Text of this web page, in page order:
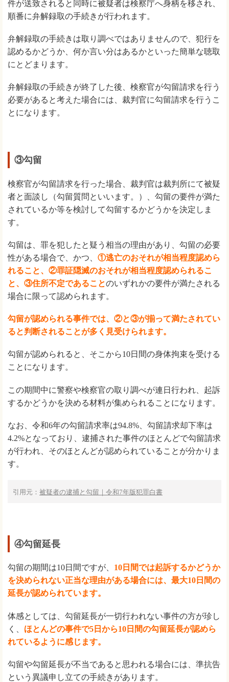
件が送致されると同時に被疑者は検察庁へ身柄を移され、
順番に弁解録取の手続きが行われます。
弁解録取の手続きは取り調べではありませんので、犯行を
認めるかどうか、何か言い分はあるかといった簡単な聴取
にとどまります。
弁解録取の手続きが終了した後、検察官が勾留請求を行う
必要があると考えた場合には、裁判官に勾留請求を行うこ
とになります。
③勾留
検察官が勾留請求を行った場合、裁判官は裁判所にて被疑
者と面談し（勾留質問といいます。）、勾留の要件が満た
されているか等を検討して勾留するかどうかを決定しま
す。
勾留は、罪を犯したと疑う相当の理由があり、勾留の必要
性がある場合で、かつ、 ①逃亡のおそれが相当程度認めら
れること、②罪証隠滅のおそれが相当程度認められるこ
と、③住所不定であることのいずれかの要件が満たされる
場合に限って認められます。
勾留が認められる事件では、②と③が揃って満たされてい
ると判断されることが多く見受けられます。
勾留が認められると、そこから10日間の身体拘束を受ける
ことになります。
この期間中に警察や検察官の取り調べが連日行われ、起訴
するかどうかを決める材料が集められることになります。
なお、令和6年の勾留請求率は94.8%、勾留請求却下率は
4.2%となっており、逮捕された事件のほとんどで勾留請求
が行われ、そのほとんどが認められていることが分かりま
す。
引用元： 被疑者の逮捕と勾留｜令和7年版犯罪白書
④勾留延長
勾留の期間は10日間ですが、 10日間では起訴するかどうか
を決められない正当な理由がある場合には、最大10日間の
延長が認められています。
体感としては、勾留延長が一切行われない事件の方が珍し
く、 ほとんどの事件で5日から10日間の勾留延長が認めら
れているように感じます。
勾留や勾留延長が不当であると思われる場合には、準抗告
という異議申し立ての手続きがあります。